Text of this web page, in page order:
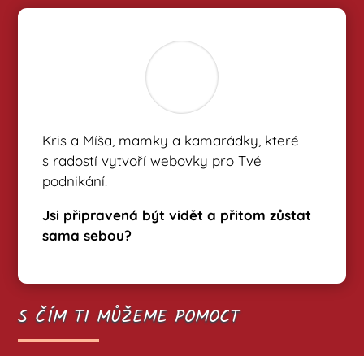
Kris a Míša, mamky a kamarádky, které
s radostí vytvoří webovky pro Tvé
podnikání.
Jsi připravená být vidět a přitom zůstat
sama sebou?
S ČÍM TI MŮŽEME POMOCT